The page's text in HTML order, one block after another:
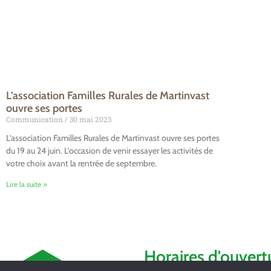
L’association Familles Rurales de Martinvast
ouvre ses portes
Communication 30 mai 2023
L’association Familles Rurales de Martinvast ouvre ses portes
du 19 au 24 juin. L’occasion de venir essayer les activités de
votre choix avant la rentrée de septembre.
Lire la suite »
Horaires